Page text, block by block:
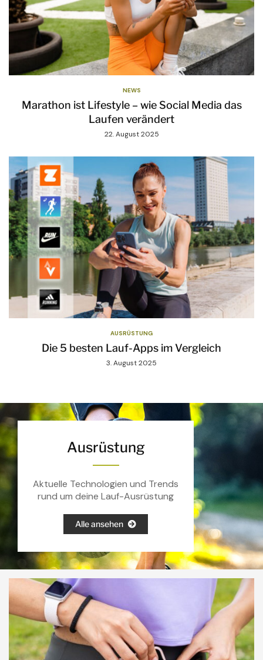
NEWS
Marathon ist Lifestyle – wie Social Media das
Laufen verändert
22. August 2025
AUSRÜSTUNG
Die 5 besten Lauf-Apps im Vergleich
3. August 2025
Ausrüstung
Aktuelle Technologien und Trends
rund um deine Lauf-Ausrüstung
Alle ansehen